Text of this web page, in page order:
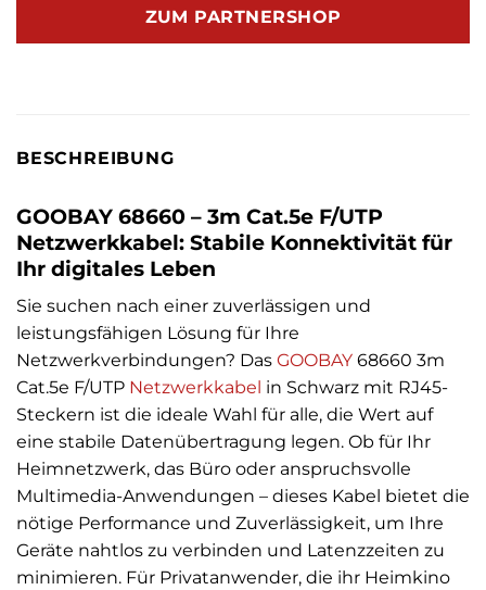
ZUM PARTNERSHOP
BESCHREIBUNG
GOOBAY 68660 – 3m Cat.5e F/UTP
Netzwerkkabel: Stabile Konnektivität für
Ihr digitales Leben
Sie suchen nach einer zuverlässigen und
leistungsfähigen Lösung für Ihre
Netzwerkverbindungen? Das GOOBAY 68660 3m
Cat.5e F/UTP Netzwerkkabel in Schwarz mit RJ45-
Steckern ist die ideale Wahl für alle, die Wert auf
eine stabile Datenübertragung legen. Ob für Ihr
Heimnetzwerk, das Büro oder anspruchsvolle
Multimedia-Anwendungen – dieses Kabel bietet die
nötige Performance und Zuverlässigkeit, um Ihre
Geräte nahtlos zu verbinden und Latenzzeiten zu
minimieren. Für Privatanwender, die ihr Heimkino